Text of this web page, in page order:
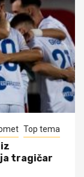
Top tema
tragičar